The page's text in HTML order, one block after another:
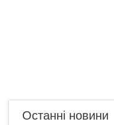
Останні новини